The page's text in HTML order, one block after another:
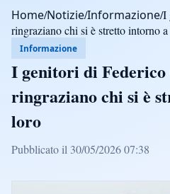
Home/Notizie/Informazione/I
ringraziano chi si è stretto intorno
Informazione
I genitori di
ringraziano chi si è
loro
Pubblicato il 30/05/2026 07:38